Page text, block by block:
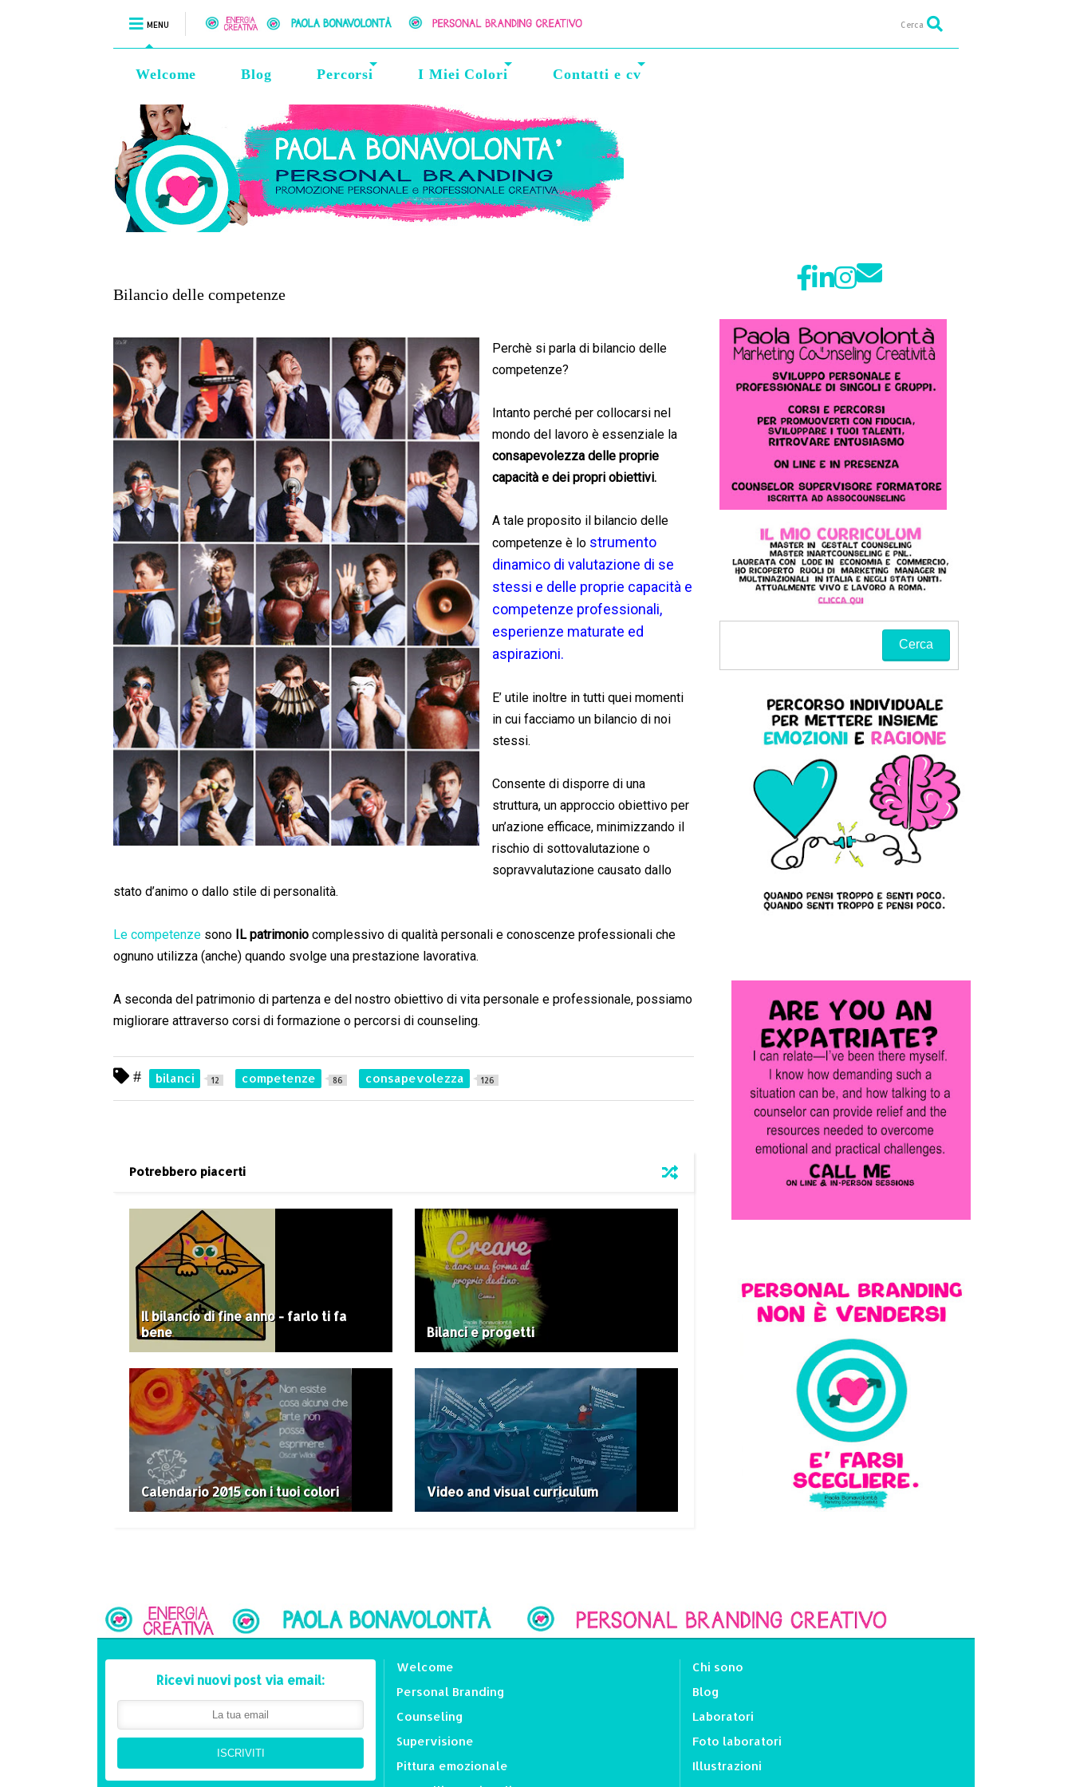
MENU Cerca
Welcome Blog Percorsi I Miei Colori Contatti e cv
Bilancio delle competenze
Perchè si parla di bilancio delle
competenze?
Intanto perché per collocarsi nel
mondo del lavoro è essenziale la
consapevolezza delle proprie
capacità e dei propri obiettivi.
A tale proposito il bilancio delle
competenze è lo strumento
dinamico di valutazione di se
stessi e delle proprie capacità e
competenze professionali,
esperienze maturate ed
aspirazioni.
E’ utile inoltre in tutti quei momenti
in cui facciamo un bilancio di noi
stessi.
Consente di disporre di una
struttura, un approccio obiettivo per
un’azione efficace, minimizzando il
rischio di sottovalutazione o
sopravvalutazione causato dallo
stato d’animo o dallo stile di personalità.
Le competenze sono IL patrimonio complessivo di qualità personali e conoscenze professionali che
ognuno utilizza (anche) quando svolge una prestazione lavorativa.
A seconda del patrimonio di partenza e del nostro obiettivo di vita personale e professionale, possiamo
migliorare attraverso corsi di formazione o percorsi di counseling.
# bilanci 12 competenze 86 consapevolezza 126
Potrebbero piacerti
Il bilancio di fine anno - farlo ti fa
bene
Bilanci e progetti
Calendario 2015 con i tuoi colori Video and visual curriculum
Ricevi nuovi post via email:
ISCRIVITI
Welcome
Personal Branding
Counseling
Supervisione
Pittura emozionale
Chi sono
Blog
Laboratori
Foto laboratori
Illustrazioni